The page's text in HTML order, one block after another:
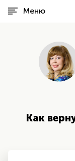
Меню
Как